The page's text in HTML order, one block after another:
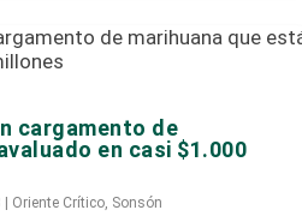
cargamento de
en casi $1.000
Oriente Crítico, Sonsón